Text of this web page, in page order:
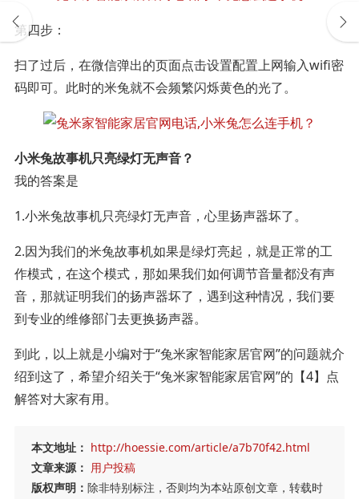
第四步：
扫了过后，在微信弹出的页面点击设置配置上网输入wifi密
码即可。此时的米兔就不会频繁闪烁黄色的光了。
小米兔故事机只亮绿灯无声音？
我的答案是
1.小米兔故事机只亮绿灯无声音，心里扬声器坏了。
2.因为我们的米兔故事机如果是绿灯亮起，就是正常的工
作模式，在这个模式，那如果我们如何调节音量都没有声
音，那就证明我们的扬声器坏了，遇到这种情况，我们要
到专业的维修部门去更换扬声器。
到此，以上就是小编对于“兔米家智能家居官网”的问题就介
绍到这了，希望介绍关于“兔米家智能家居官网”的【4】点
解答对大家有用。
本文地址： http://hoessie.com/article/a7b70f42.html
文章来源： 用户投稿
版权声明： 除非特别标注，否则均为本站原创文章，转载时